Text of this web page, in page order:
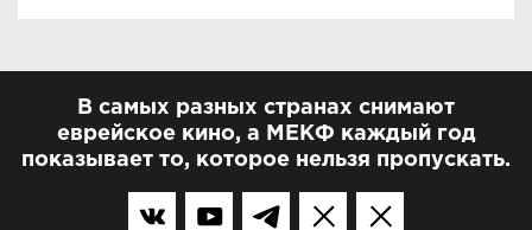
В самых разных странах снимают
еврейское кино, а МЕКФ каждый год
показывает то, которое нельзя пропускать.